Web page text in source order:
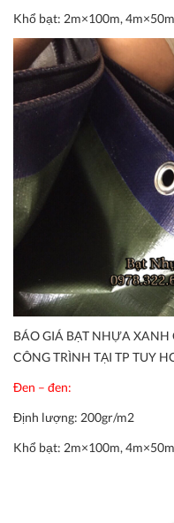
Khổ bạt: 2m×100m,
BÁO GIÁ BẠT NHỰA XANH
CÔNG TRÌNH TẠI TP TUY
Đen – đen:
Định lượng: 200gr/m2
Khổ bạt: 2m×100m,